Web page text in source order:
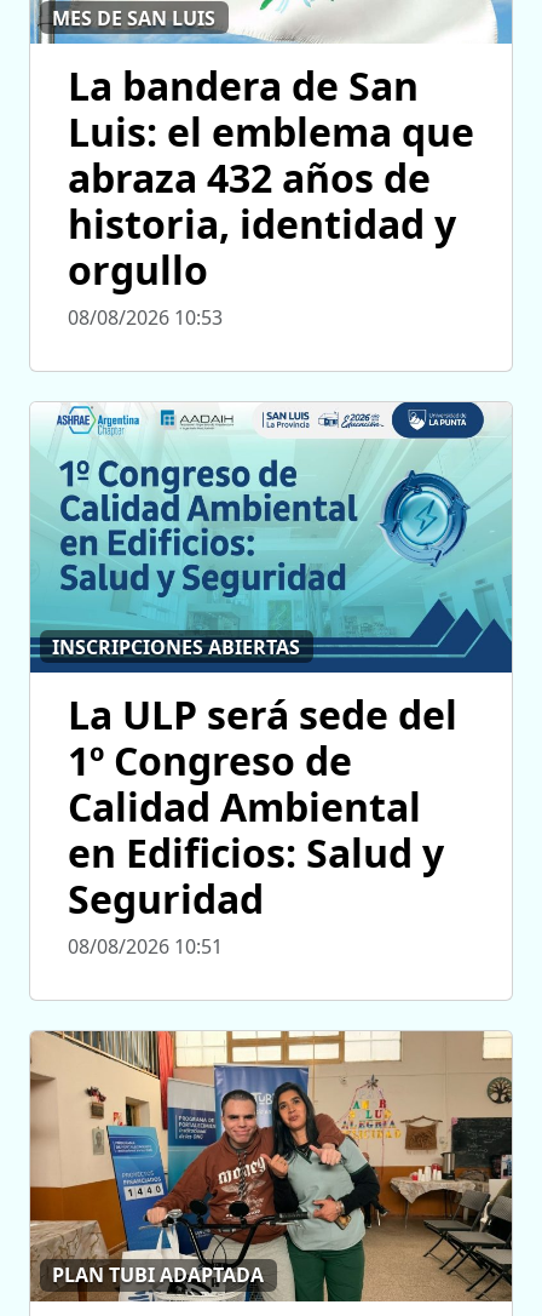
MES DE SAN LUIS
La bandera de San
Luis: el emblema que
abraza 432 años de
historia, identidad y
orgullo
08/08/2026 10:53
INSCRIPCIONES ABIERTAS
La ULP será sede del
1º Congreso de
Calidad Ambiental
en Edificios: Salud y
Seguridad
08/08/2026 10:51
PLAN TUBI ADAPTADA